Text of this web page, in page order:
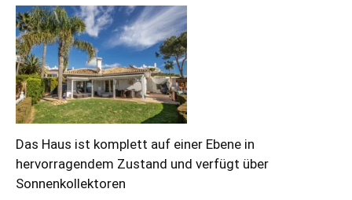
Das Haus ist komplett auf einer Ebene in
hervorragendem Zustand und verfügt über
Sonnenkollektoren